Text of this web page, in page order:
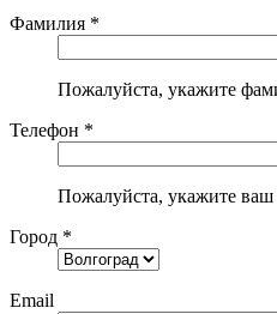
Фамилия *
Пожалуйста, укажите
Телефон *
Пожалуйста, укажите ваш
Город *
Email